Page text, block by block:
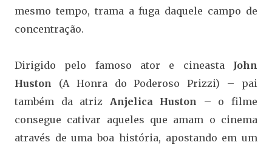
mesmo tempo, trama a fuga daquele campo de
concentração.
Dirigido pelo famoso ator e cineasta John
Huston (A Honra do Poderoso Prizzi) – pai
também da atriz Anjelica Huston – o filme
consegue cativar aqueles que amam o cinema
através de uma boa história, apostando em um